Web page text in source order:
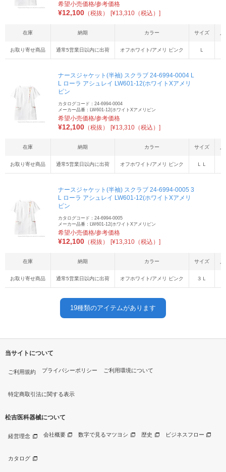
希望小売価格/参考価格
¥12,100 （税抜） [¥13,310（税込）]
在庫 納期 カラー サイズ
お取り寄せ商品 通常5営業日以内に出荷 オフホワイト/アメリ ピンク Ｌ
ナースジャケット(半袖) スクラブ 24-6994-0004 L
L ローラ アシュレイ LW601-12(ホワイトXアメリ
ピン
カタログコード：24-6994-0004
メーカー品番：LW601-12(ホワイトXアメリピン
希望小売価格/参考価格
¥12,100 （税抜） [¥13,310（税込）]
在庫 納期 カラー サイズ
お取り寄せ商品 通常5営業日以内に出荷 オフホワイト/アメリ ピンク ＬＬ
ナースジャケット(半袖) スクラブ 24-6994-0005 3
L ローラ アシュレイ LW601-12(ホワイトXアメリ
ピン
カタログコード：24-6994-0005
メーカー品番：LW601-12(ホワイトXアメリピン
希望小売価格/参考価格
¥12,100 （税抜） [¥13,310（税込）]
在庫 納期 カラー サイズ
お取り寄せ商品 通常5営業日以内に出荷 オフホワイト/アメリ ピンク ３Ｌ
19種類のアイテムがあります
当サイトについて
ご利用規約 プライバシーポリシー ご利用環境について
特定商取引法に関する表示
松吉医科器械について
経営理念 会社概要 数字で見るマツヨシ 歴史 ビジネスフロー
カタログ